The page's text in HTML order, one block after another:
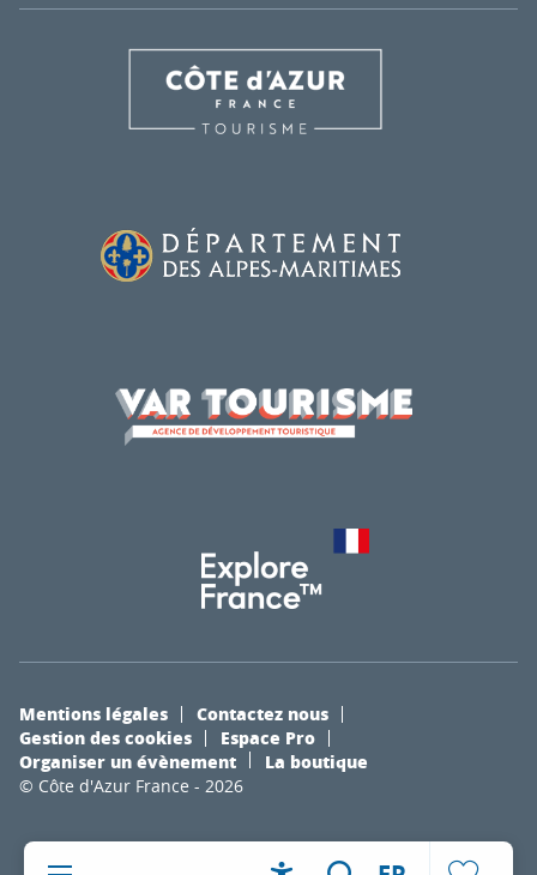
© Côte d'Azur France - 2026
Mentions légales
Contactez nous
Gestion des cookies
Espace Pro
Organiser un évènement
La boutique